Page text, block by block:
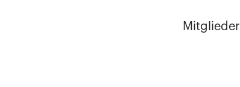
Mitglieder